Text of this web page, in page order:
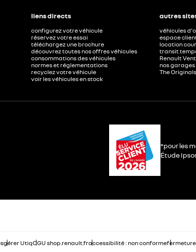
liens directs
configurez votre véhicule
réservez votre essai
téléchargez une brochure
découvrez toutes nos offres véhicules
consommations des véhicules
normes et réglementations
recyclez votre véhicule
voir les véhicules en stock
autres
véhicules
espace
location
transit
Renault
nos
The
*pour les
Étude
gérer UtiqCGU shop.renault.fraccessibilité : non conformefermeture